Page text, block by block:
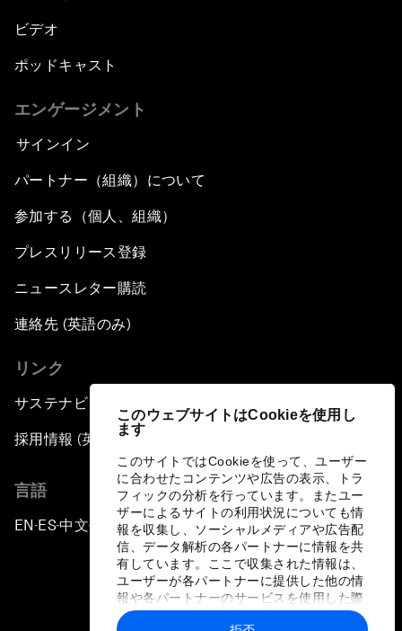
このウェブサイトはCookieを使用し
ます
このサイトではCookieを使って、ユーザー
に合わせたコンテンツや広告の表示、トラ
フィックの分析を行っています。またユー
ザーによるサイトの利用状況についても情
報を収集し、ソーシャルメディアや広告配
信、データ解析の各パートナーに情報を共
有しています。ここで収集された情報は、
ユーザーが各パートナーに提供した他の情
報や各パートナーのサービスを使用した際
に収集された情報と組み合わされ、各パー
ビデオ
ポッドキャスト
エンゲージメント
サインイン
パートナー（組織）について
参加する（個人、組織）
プレスリリース登録
ニュースレター購読
連絡先 (英語のみ)
リンク
サステナビリティへの取り組み
採用情報 (英語のみ)
言語
EN ▪ES▪中文▪ 日本語